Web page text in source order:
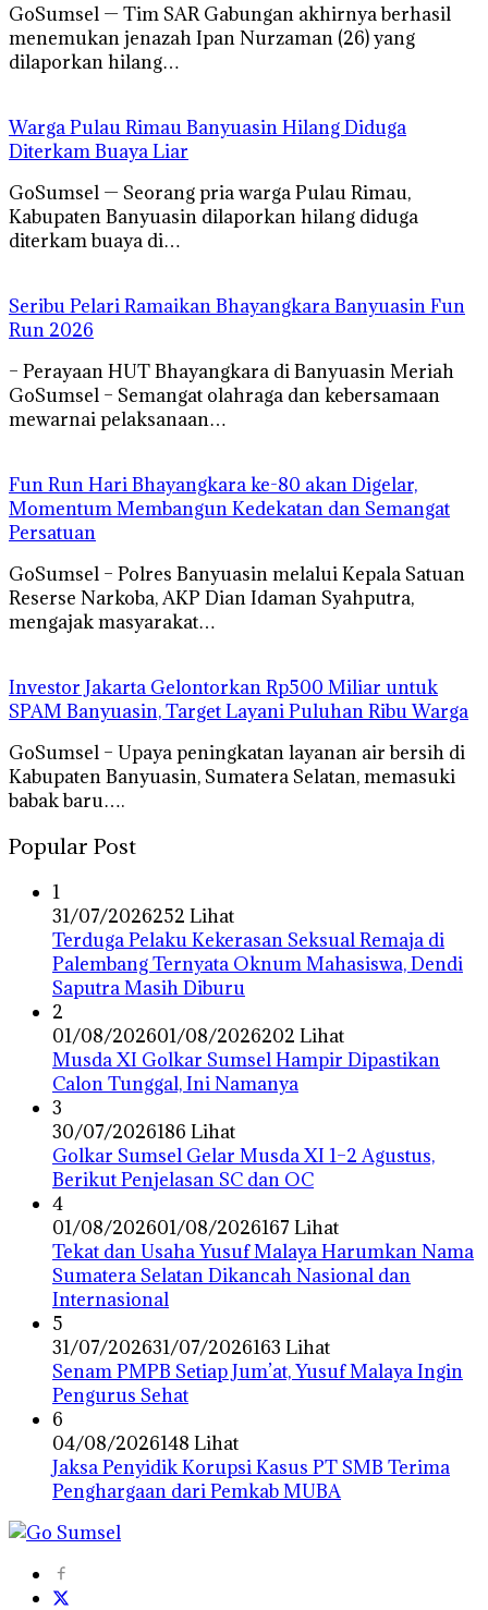
GoSumsel — Tim SAR Gabungan akhirnya berhasil
menemukan jenazah Ipan Nurzaman (26) yang
dilaporkan hilang…
Warga Pulau Rimau Banyuasin Hilang Diduga
Diterkam Buaya Liar
GoSumsel — Seorang pria warga Pulau Rimau,
Kabupaten Banyuasin dilaporkan hilang diduga
diterkam buaya di…
Seribu Pelari Ramaikan Bhayangkara Banyuasin Fun
Run 2026
– Perayaan HUT Bhayangkara di Banyuasin Meriah
GoSumsel – Semangat olahraga dan kebersamaan
mewarnai pelaksanaan…
Fun Run Hari Bhayangkara ke-80 akan Digelar,
Momentum Membangun Kedekatan dan Semangat
Persatuan
GoSumsel – Polres Banyuasin melalui Kepala Satuan
Reserse Narkoba, AKP Dian Idaman Syahputra,
mengajak masyarakat…
Investor Jakarta Gelontorkan Rp500 Miliar untuk
SPAM Banyuasin, Target Layani Puluhan Ribu Warga
GoSumsel – Upaya peningkatan layanan air bersih di
Kabupaten Banyuasin, Sumatera Selatan, memasuki
babak baru….
Popular Post
1
31/07/2026252 Lihat
Terduga Pelaku Kekerasan Seksual Remaja di
Palembang Ternyata Oknum Mahasiswa, Dendi
Saputra Masih Diburu
2
01/08/202601/08/2026202 Lihat
Musda XI Golkar Sumsel Hampir Dipastikan
Calon Tunggal, Ini Namanya
3
30/07/2026186 Lihat
Golkar Sumsel Gelar Musda XI 1–2 Agustus,
Berikut Penjelasan SC dan OC
4
01/08/202601/08/2026167 Lihat
Tekat dan Usaha Yusuf Malaya Harumkan Nama
Sumatera Selatan Dikancah Nasional dan
Internasional
5
31/07/202631/07/2026163 Lihat
Senam PMPB Setiap Jum’at, Yusuf Malaya Ingin
Pengurus Sehat
6
04/08/2026148 Lihat
Jaksa Penyidik Korupsi Kasus PT SMB Terima
Penghargaan dari Pemkab MUBA